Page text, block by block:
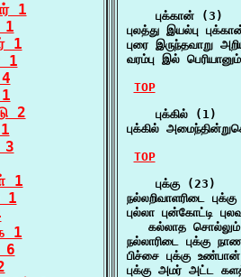
1
1
1
1
2
3
1
1
1
6
    புக்கான் (3)
புலத்து இயல்பு
புரை இருந்தவாறு
வரம்பு இல்
TOP
    புக்கில் (1)
புக்கில்
TOP
    புக்கு (23)
நல்லறிவாளரிடை
புல்லா புன்கோட்டி
கல்லாத சொல்லும்
நல்லாரிடை புக்கு
பிச்சை புக்கு
புக்கு அமர் அட்ட